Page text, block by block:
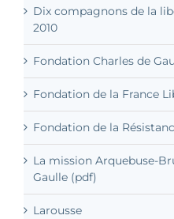
Dix compagnons de la
2010
Fondation Charles de
Fondation de la France
Fondation de la
La mission Arquebuse-
Gaulle (pdf)
Larousse